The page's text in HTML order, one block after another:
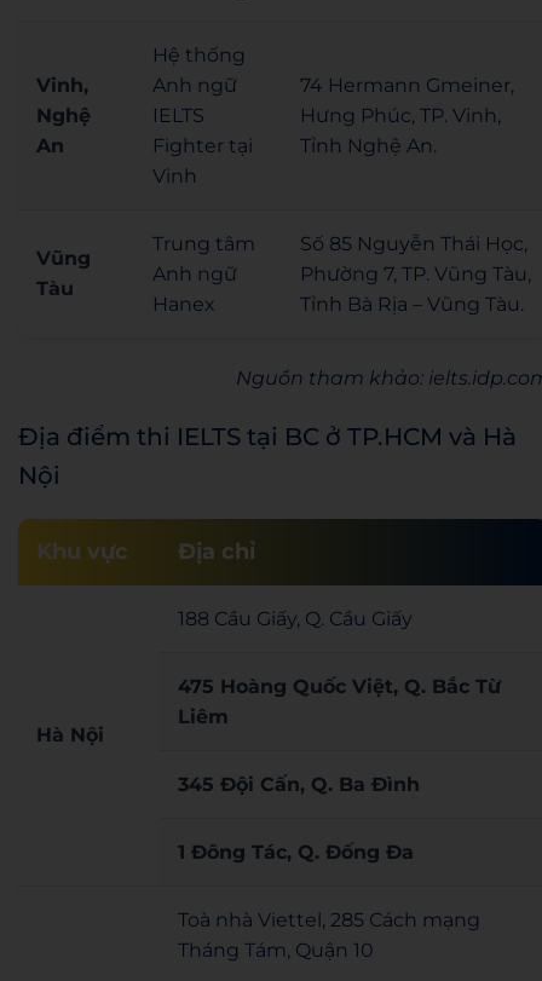
Vinh,
Nghệ
An
Hệ thống
Anh ngữ
IELTS
Fighter tại
Vinh
74 Hermann Gmeiner,
Hưng Phúc, TP. Vinh,
Tỉnh Nghệ An.
Vũng
Tàu
Trung tâm
Anh ngữ
Hanex
Số 85 Nguyễn Thái Học,
Phường 7, TP. Vũng Tàu,
Tỉnh Bà Rịa – Vũng Tàu.
Nguồn tham khảo:
Địa điểm thi IELTS tại BC ở TP.HCM và Hà
Nội
Khu vực Địa chỉ
Hà Nội
188 Cầu Giấy, Q. Cầu Giấy
475 Hoàng Quốc Việt, Q. Bắc Từ
Liêm
345 Đội Cấn, Q. Ba Đình
1 Đông Tác, Q. Đống Đa
Toà nhà Viettel, 285 Cách mạng
Tháng Tám, Quận 10